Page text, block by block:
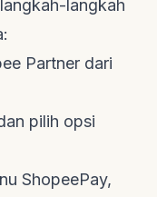
langkah
Partner dari
pilih opsi
ShopeePay,